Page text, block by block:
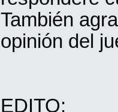
También
opinión del
EDITO: